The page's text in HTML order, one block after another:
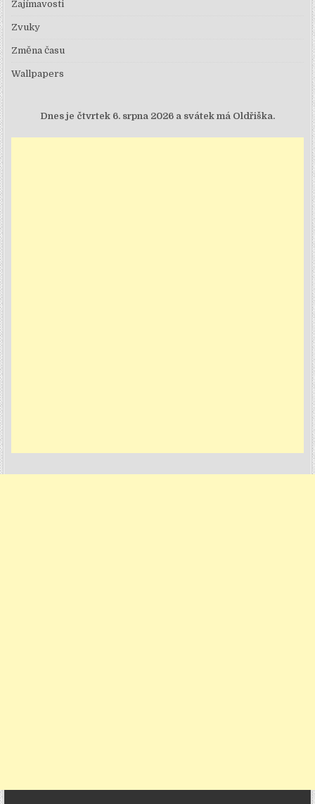
Zajímavosti
Zvuky
Změna času
Wallpapers
Dnes je čtvrtek 6. srpna 2026 a svátek má Oldřiška.